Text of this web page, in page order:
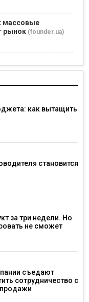
массовые
рынок (founder.ua)
как вытащить
становится
за три недели. Но
не сможет
съедают
сотрудничество с